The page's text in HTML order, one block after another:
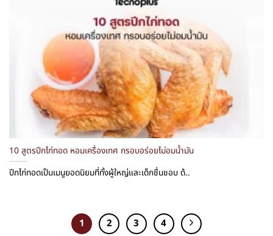
10 สูตรปีกไก่ทอด หอมเครื่องเทศ กรอบอร่อยไม่อมน้ำมัน
ปีกไก่ทอดเป็นเมนูยอดนิยมที่ทั้งผู้ใหญ่และเด็กชื่นชอบ ด้..
1 2 3 4